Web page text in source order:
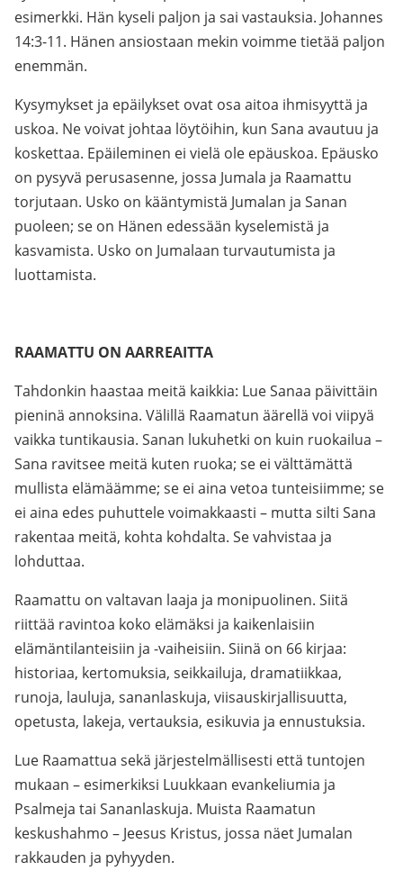
esimerkki. Hän kyseli paljon ja sai vastauksia. Johannes
14:3-11. Hänen ansiostaan mekin voimme tietää paljon
enemmän.
Kysymykset ja epäilykset ovat osa aitoa ihmisyyttä ja
uskoa. Ne voivat johtaa löytöihin, kun Sana avautuu ja
koskettaa. Epäileminen ei vielä ole epäuskoa. Epäusko
on pysyvä perusasenne, jossa Jumala ja Raamattu
torjutaan. Usko on kääntymistä Jumalan ja Sanan
puoleen; se on Hänen edessään kyselemistä ja
kasvamista. Usko on Jumalaan turvautumista ja
luottamista.
RAAMATTU ON AARREAITTA
Tahdonkin haastaa meitä kaikkia: Lue Sanaa päivittäin
pieninä annoksina. Välillä Raamatun äärellä voi viipyä
vaikka tuntikausia. Sanan lukuhetki on kuin ruokailua –
Sana ravitsee meitä kuten ruoka; se ei välttämättä
mullista elämäämme; se ei aina vetoa tunteisiimme; se
ei aina edes puhuttele voimakkaasti – mutta silti Sana
rakentaa meitä, kohta kohdalta. Se vahvistaa ja
lohduttaa.
Raamattu on valtavan laaja ja monipuolinen. Siitä
riittää ravintoa koko elämäksi ja kaikenlaisiin
elämäntilanteisiin ja -vaiheisiin. Siinä on 66 kirjaa:
historiaa, kertomuksia, seikkailuja, dramatiikkaa,
runoja, lauluja, sananlaskuja, viisauskirjallisuutta,
opetusta, lakeja, vertauksia, esikuvia ja ennustuksia.
Lue Raamattua sekä järjestelmällisesti että tuntojen
mukaan – esimerkiksi Luukkaan evankeliumia ja
Psalmeja tai Sananlaskuja. Muista Raamatun
keskushahmo – Jeesus Kristus, jossa näet Jumalan
rakkauden ja pyhyyden.